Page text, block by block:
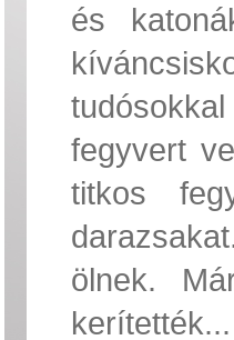
és
tudósokkal
fegyvert
titkos
ölnek.
kerítették...